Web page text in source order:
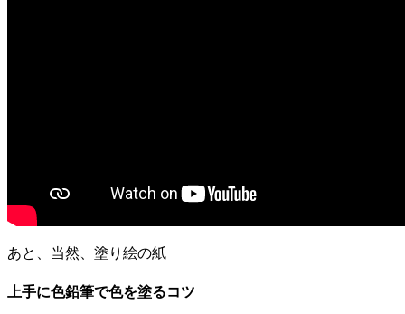
あと、当然、塗り絵の紙
上手に色鉛筆で色を塗るコツ